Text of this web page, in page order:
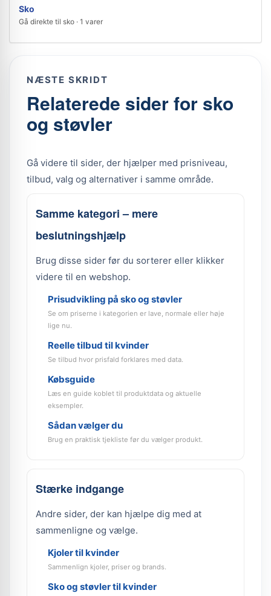
Sko
Gå direkte til sko · 1 varer
NÆSTE SKRIDT
Relaterede sider for sko
og støvler
Gå videre til sider, der hjælper med prisniveau,
tilbud, valg og alternativer i samme område.
Samme kategori – mere
beslutningshjælp
Brug disse sider før du sorterer eller klikker
videre til en webshop.
Prisudvikling på sko og støvler
Se om priserne i kategorien er lave, normale eller høje
lige nu.
Reelle tilbud til kvinder
Se tilbud hvor prisfald forklares med data.
Købsguide
Læs en guide koblet til produktdata og aktuelle
eksempler.
Sådan vælger du
Brug en praktisk tjekliste før du vælger produkt.
Stærke indgange
Andre sider, der kan hjælpe dig med at
sammenligne og vælge.
Kjoler til kvinder
Sammenlign kjoler, priser og brands.
Sko og støvler til kvinder